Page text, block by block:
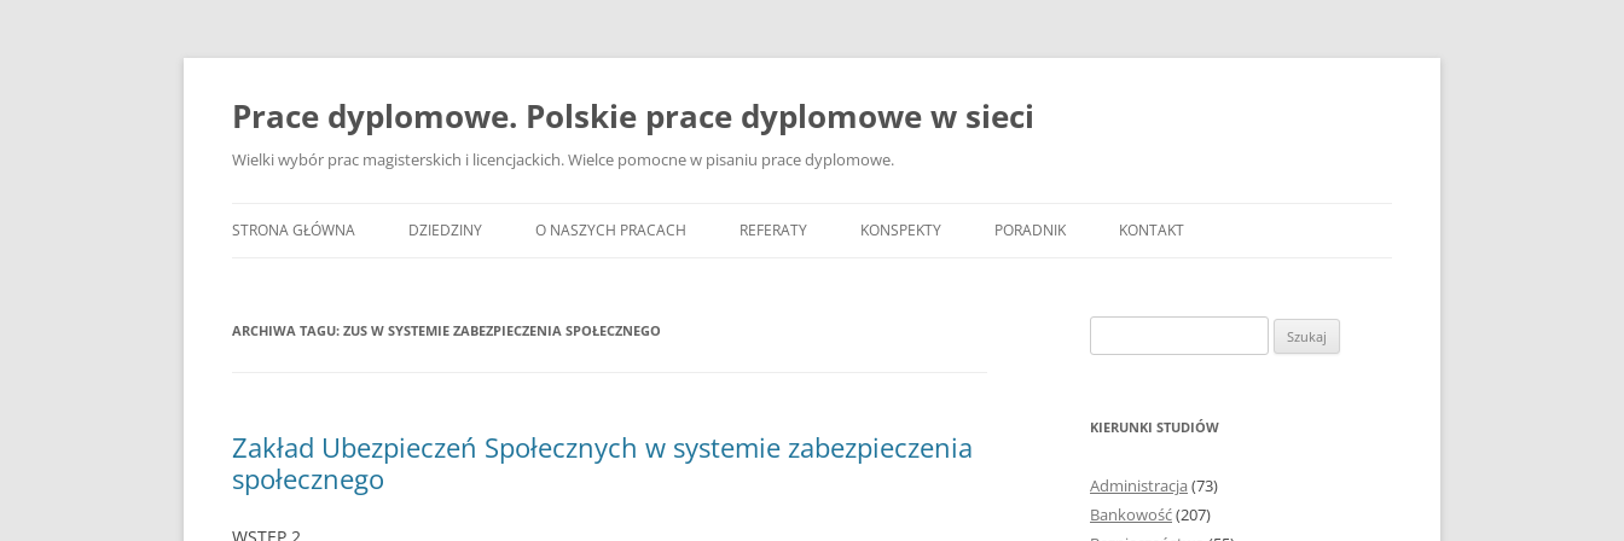
Przejdź
Prace dyplomowe. Polskie prace dyplomowe w sieci
Wielki wybór prac magisterskich i licencjackich. Wielce pomocne w pisaniu prace dyplomowe.
STRONA GŁÓWNA DZIEDZINY
BANKOWOŚĆ
O NASZYCH PRACACH REFERATY KONSPEKTY PORADNIK
JAK ZBIERAĆ I OPRACOWYWAĆ
BIBLIOGRAFICZNYCH
KONTAKT
ARCHIWA TAGU: ZUS W SYSTEMIE ZABEZPIECZENIA SPOŁECZNEGO
Zakład Ubezpieczeń Społecznych w systemie zabezpieczenia
społecznego
KIERUNKI STUDIÓW
Administracja (73)
Bankowość(207)